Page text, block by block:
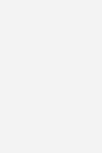
eine